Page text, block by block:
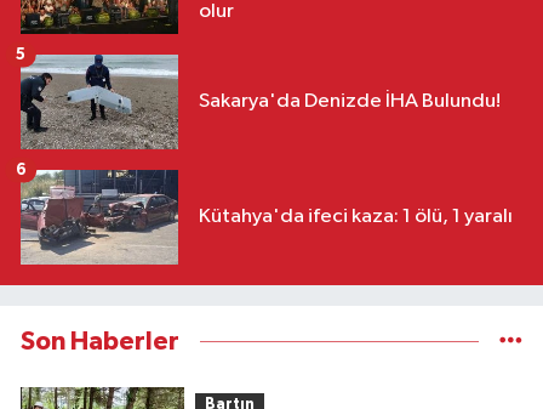
olur
Sakarya'da Denizde İHA Bulundu!
5
Kütahya'da ifeci kaza: 1 ölü, 1 yaralı
6
Son Haberler
Bartın